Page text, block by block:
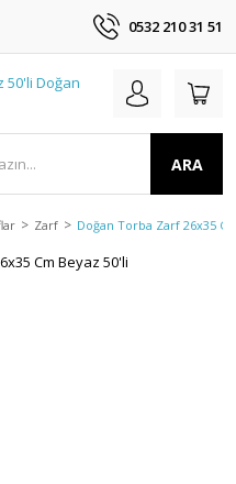
0532 210 31 51
ARA
Zarf Doğan Torba Zarf 26x35